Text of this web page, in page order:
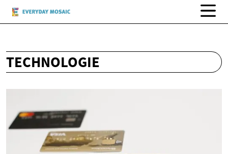
TECHNOLOGIE